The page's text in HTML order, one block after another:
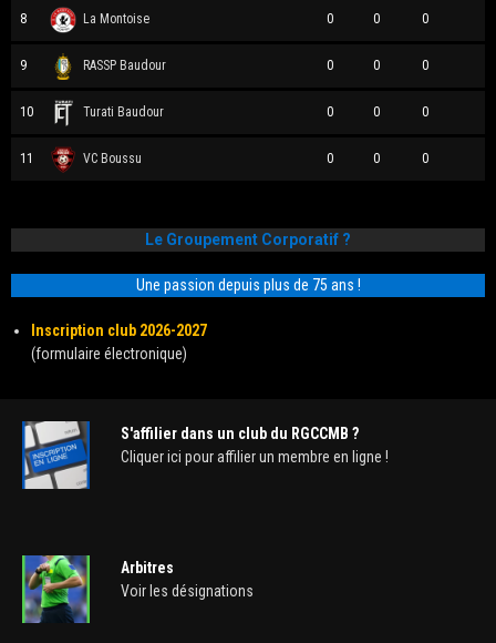
8 La Montoise 0 0 0
9 RASSP Baudour 0 0 0
10 Turati Baudour 0 0 0
11 VC Boussu 0 0 0
Le Groupement Corporatif ?
Une passion depuis plus de 75 ans !
Inscription club 2026-2027
(formulaire électronique)
S'affilier dans un club du RGCCMB ?
Cliquer ici pour affilier un membre en ligne !
Arbitres
Voir les désignations